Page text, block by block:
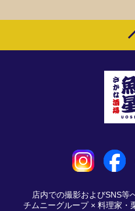
店内での撮影およびSNS等
チムニーグループ × 料理家・